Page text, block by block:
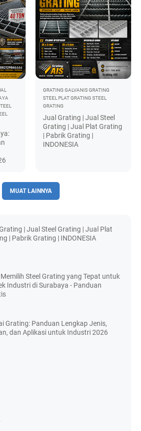
GRATING GALVANISGRATING
STEEL PLAT GRATING STEEL
GRATING
Jual Grating | Jual Steel
Grating | Jual Plat Grating
| Pabrik Grating |
INDONESIA
MUAT LAINNYA
| Jual Steel Grating | Jual Plat
| Pabrik Grating | INDONESIA
Steel Grating yang Tepat untuk
Industri di Surabaya - Panduan
Grating: Panduan Lengkap Jenis,
dan Aplikasi untuk Industri 2026